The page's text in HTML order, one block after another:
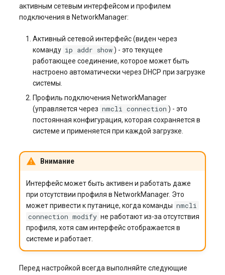
активным сетевым интерфейсом и профилем
подключения в NetworkManager:
Активный сетевой интерфейс (виден через
команду ip addr show ) - это текущее
работающее соединение, которое может быть
настроено автоматически через DHCP при загрузке
системы.
Профиль подключения NetworkManager
(управляется через nmcli connection ) - это
постоянная конфигурация, которая сохраняется в
системе и применяется при каждой загрузке.
Внимание
Интерфейс может быть активен и работать даже
при отсутствии профиля в NetworkManager. Это
может привести к путанице, когда команды nmcli
connection modify не работают из-за отсутствия
профиля, хотя сам интерфейс отображается в
системе и работает.
Перед настройкой всегда выполняйте следующие